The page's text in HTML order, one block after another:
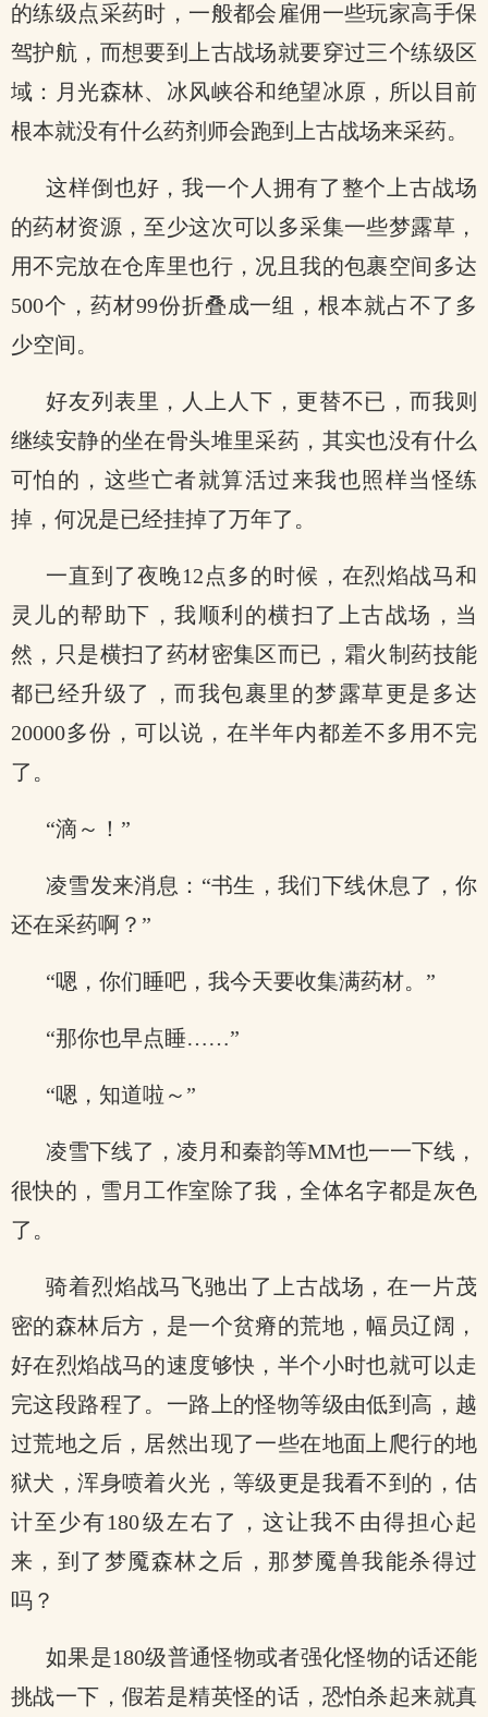
的练级点采药时，一般都会雇佣一些玩家高手保
驾护航，而想要到上古战场就要穿过三个练级区
域：月光森林、冰风峡谷和绝望冰原，所以目前
根本就没有什么药剂师会跑到上古战场来采药。
这样倒也好，我一个人拥有了整个上古战场
的药材资源，至少这次可以多采集一些梦露草，
用不完放在仓库里也行，况且我的包裹空间多达
500个，药材99份折叠成一组，根本就占不了多
少空间。
好友列表里，人上人下，更替不已，而我则
继续安静的坐在骨头堆里采药，其实也没有什么
可怕的，这些亡者就算活过来我也照样当怪练
掉，何况是已经挂掉了万年了。
一直到了夜晚12点多的时候，在烈焰战马和
灵儿的帮助下，我顺利的横扫了上古战场，当
然，只是横扫了药材密集区而已，霜火制药技能
都已经升级了，而我包裹里的梦露草更是多达
20000多份，可以说，在半年内都差不多用不完
了。
“滴～！”
凌雪发来消息：“书生，我们下线休息了，你
还在采药啊？”
“嗯，你们睡吧，我今天要收集满药材。”
“那你也早点睡……”
“嗯，知道啦～”
凌雪下线了，凌月和秦韵等MM也一一下线，
很快的，雪月工作室除了我，全体名字都是灰色
了。
骑着烈焰战马飞驰出了上古战场，在一片茂
密的森林后方，是一个贫瘠的荒地，幅员辽阔，
好在烈焰战马的速度够快，半个小时也就可以走
完这段路程了。一路上的怪物等级由低到高，越
过荒地之后，居然出现了一些在地面上爬行的地
狱犬，浑身喷着火光，等级更是我看不到的，估
计至少有180级左右了，这让我不由得担心起
来，到了梦魇森林之后，那梦魇兽我能杀得过
吗？
如果是180级普通怪物或者强化怪物的话还能
挑战一下，假若是精英怪的话，恐怕杀起来就真